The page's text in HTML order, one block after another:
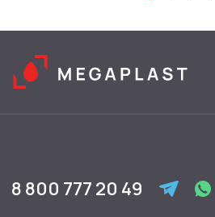
8 800 777 20 49